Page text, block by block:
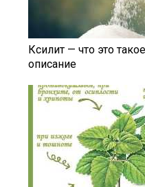
Ксилит — что это
описание